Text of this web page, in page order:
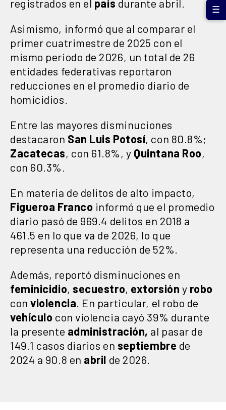
registrados en el país durante abril.
Asimismo, informó que al comparar el
primer cuatrimestre de 2025 con el
mismo periodo de 2026, un total de 26
entidades federativas reportaron
reducciones en el promedio diario de
homicidios.
Entre las mayores disminuciones
destacaron San Luis Potosí, con 80.8%;
Zacatecas, con 61.8%, y Quintana Roo,
con 60.3%.
En materia de delitos de alto impacto,
Figueroa Franco informó que el promedio
diario pasó de 969.4 delitos en 2018 a
461.5 en lo que va de 2026, lo que
representa una reducción de 52%.
Además, reportó disminuciones en
feminicidio, secuestro, extorsión y robo
conviolencia . En particular, el robo de
vehículo con violencia cayó 39% durante
la presente administración, al pasar de
149.1 casos diarios en septiembre de
2024 a 90.8 en abril de 2026.
☰